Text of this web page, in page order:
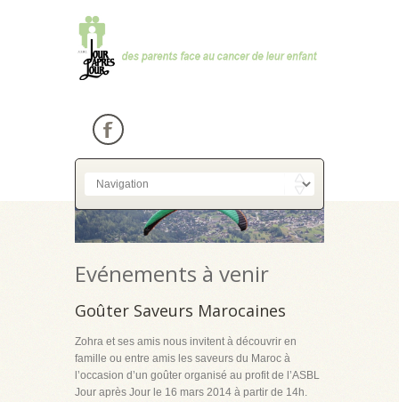
Evénements à venir
Goûter Saveurs Marocaines
Zohra et ses amis nous invitent à découvrir en
famille ou entre amis les saveurs du Maroc à
l’occasion d’un goûter organisé au profit de l’ASBL
Jour après Jour le 16 mars 2014 à partir de 14h.